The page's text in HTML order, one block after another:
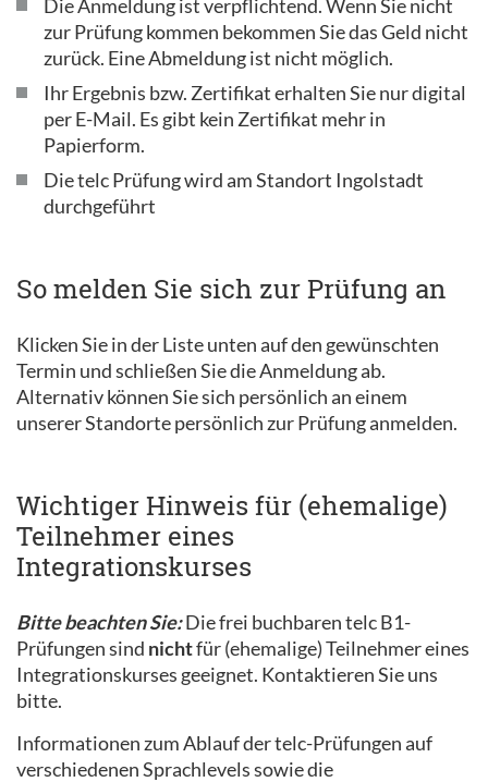
Die Anmeldung ist verpflichtend. Wenn Sie nicht
zur Prüfung kommen bekommen Sie das Geld nicht
zurück. Eine Abmeldung ist nicht möglich.
Ihr Ergebnis bzw. Zertifikat erhalten Sie nur digital
per E-Mail. Es gibt kein Zertifikat mehr in
Papierform.
Die telc Prüfung wird am Standort Ingolstadt
durchgeführt
So melden Sie sich zur Prüfung an
Klicken Sie in der Liste unten auf den gewünschten
Termin und schließen Sie die Anmeldung ab.
Alternativ können Sie sich persönlich an einem
unserer Standorte persönlich zur Prüfung anmelden.
Wichtiger Hinweis für (ehemalige)
Teilnehmer eines
Integrationskurses
Bitte beachten Sie:Die frei buchbaren telc B1-
Prüfungen sind nichtfür (ehemalige) Teilnehmer eines
Integrationskurses geeignet. Kontaktieren Sie uns
bitte.
Informationen zum Ablauf der telc-Prüfungen auf
verschiedenen Sprachlevels sowie die